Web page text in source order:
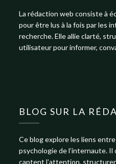
La rédaction web consiste à
pour être lus à la fois par les
recherche. Elle allie clarté,
utilisateur pour informer,
BLOG SUR LA
Ce blog explore les liens
psychologie de l’internaute.
captent l’attention,